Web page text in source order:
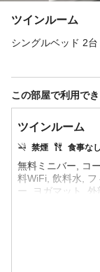
ツインルーム
シングルベッド 2台
この部屋で利用で
ツインルーム
禁煙 食事なし
無料ミニバー, コ
料WiFi, 飲料水,